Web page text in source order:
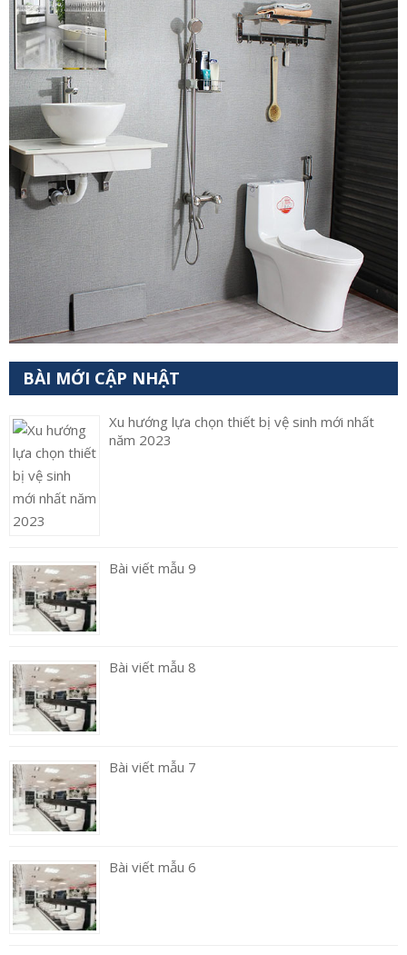
BÀI MỚI CẬP NHẬT
Xu hướng lựa chọn thiết bị vệ sinh mới nhất
năm 2023
Bài viết mẫu 9
Bài viết mẫu 8
Bài viết mẫu 7
Bài viết mẫu 6